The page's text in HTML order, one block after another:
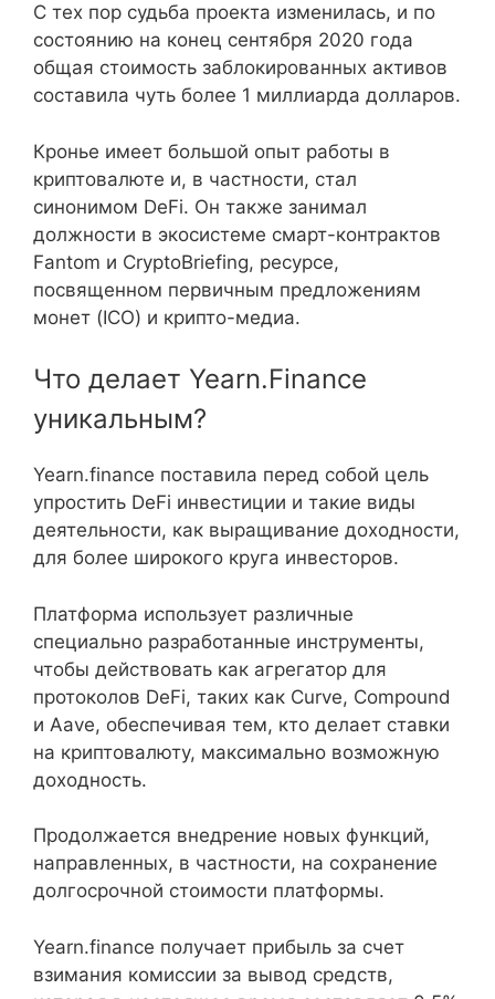
С тех пор судьба проекта изменилась, и по
состоянию на конец сентября 2020 года
общая стоимость заблокированных активов
составила чуть более 1 миллиарда долларов.
Кронье имеет большой опыт работы в
криптовалюте и, в частности, стал
синонимом DeFi. Он также занимал
должности в экосистеме смарт-контрактов
Fantom и CryptoBriefing, ресурсе,
посвященном первичным предложениям
монет (ICO) и крипто-медиа.
Что делает Yearn.Finance
уникальным?
Yearn.finance поставила перед собой цель
упростить DeFi инвестиции и такие виды
деятельности, как выращивание доходности,
для более широкого круга инвесторов.
Платформа использует различные
специально разработанные инструменты,
чтобы действовать как агрегатор для
протоколов DeFi, таких как Curve, Compound
и Aave, обеспечивая тем, кто делает ставки
на криптовалюту, максимально возможную
доходность.
Продолжается внедрение новых функций,
направленных, в частности, на сохранение
долгосрочной стоимости платформы.
Yearn.finance получает прибыль за счет
взимания комиссии за вывод средств,